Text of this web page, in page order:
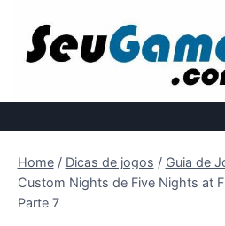
Home / Dicas de jogos / Guia de
Custom Nights de Five Nights at
Parte 7